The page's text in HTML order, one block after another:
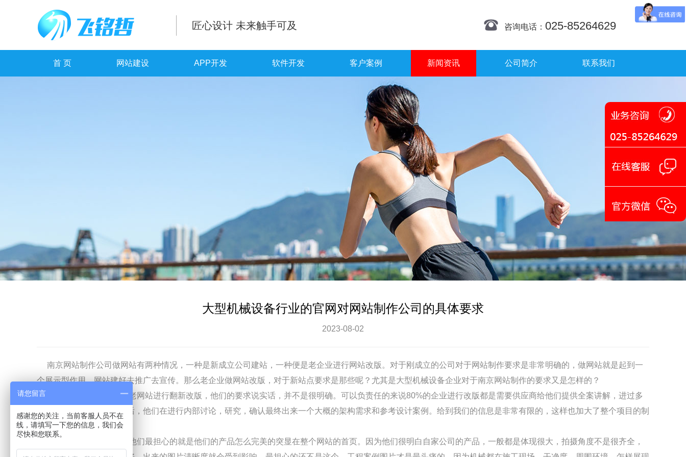
匠心设计 未来触手可及 咨询电话： 025-85264629
首 页 网站建设 APP开发 软件开发 客户案例 新闻资讯 公司简介 联系我们
大型机械设备行业的官网对网站制作公司的具体要求
2023-08-02
南京网站制作公司做网站有两种情况，一种是新成立公司建站，一种便是老企业进行网站改版。对于刚成立的公司对于网站制作要求是非常明确的，做网站就是起到一
个展示型作用，网站建好去推广去宣传。那么老企业做网站改版，对于新站点要求是那些呢？尤其是大型机械设备企业对于南京网站制作的要求又是怎样的？
机械设备行业企业对于老网站进行翻新改版，他们的要求说实话，并不是很明确。可以负责任的来说80%的企业进行改版都是需要供应商给他们提供全案讲解，进过多
家不同供应商的全案讲解后，他们在进行内部讨论，研究，确认最终出来一个大概的架构需求和参考设计案例。给到我们的信息是非常有限的，这样也加大了整个项目的制
作难度。
从客户的想法角度看，他们最担心的就是他们的产品怎么完美的突显在整个网站的首页。因为他们很明白自家公司的产品，一般都是体现很大，拍摄角度不是很齐全，
请您留言
感谢您的关注，当前客服人员不在
线，请填写一下您的信息，我们会
尽快和您联系。